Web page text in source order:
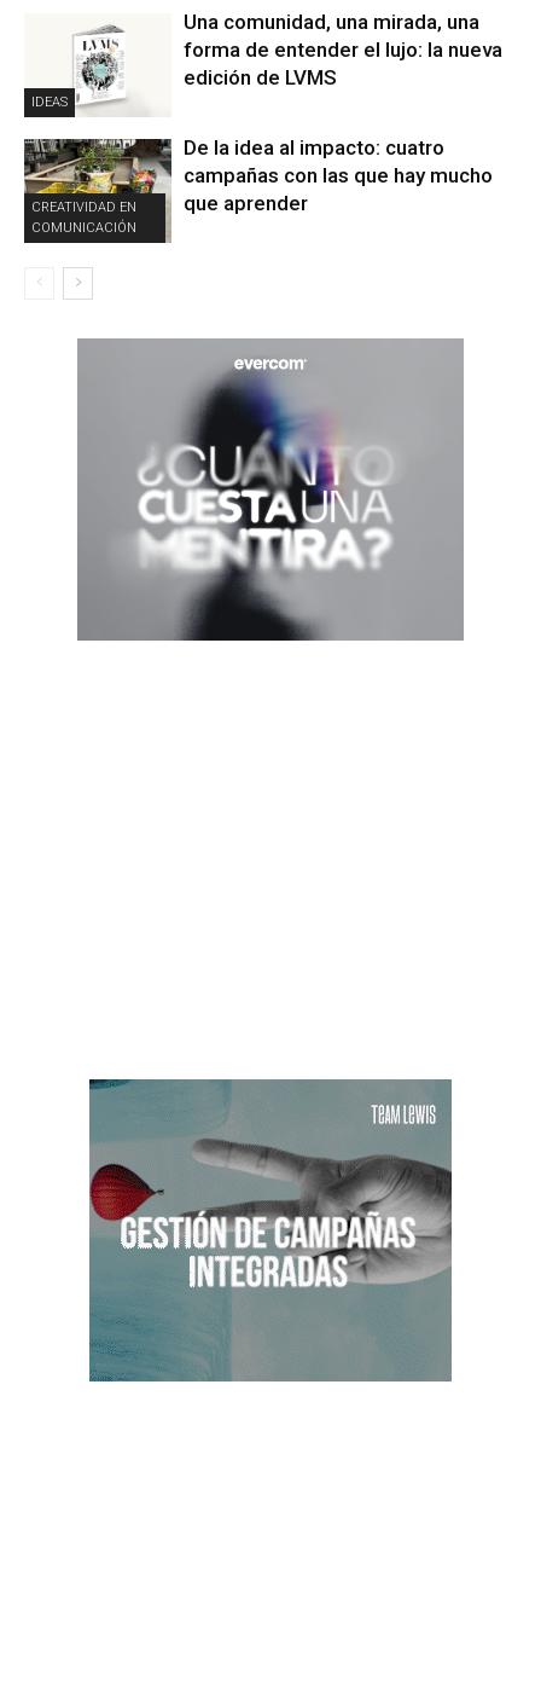
IDEAS
Una comunidad, una mirada, una
forma de entender el lujo: la nueva
edición de LVMS
CREATIVIDAD EN
COMUNICACIÓN
De la idea al impacto: cuatro
campañas con las que hay mucho
que aprender